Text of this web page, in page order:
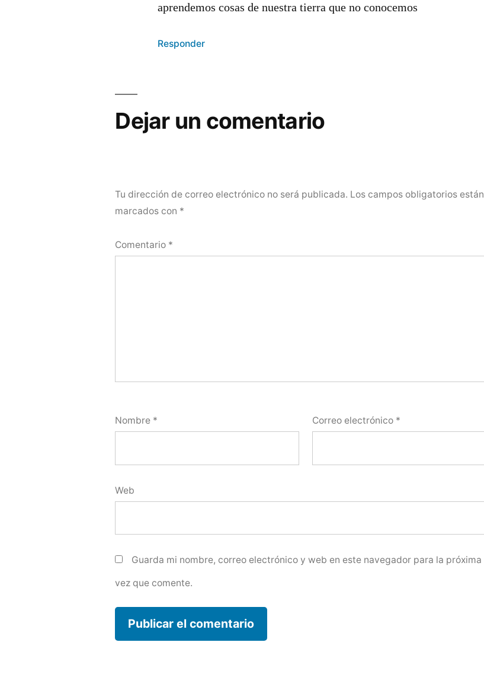
aprendemos cosas de nuestra tierra que no conocemos
Responder
Dejar un comentario
Tu dirección de correo electrónico no será publicada. Los campos obligatorios están
marcados con *
Comentario *
Nombre * Correo electrónico *
Web
Guarda mi nombre, correo electrónico y web en este navegador para la próxima
vez que comente.